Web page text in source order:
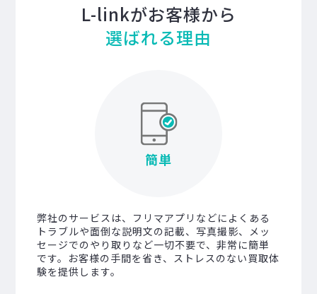
L-linkがお客様から
選ばれる理由
簡単
弊社のサービスは、フリマアプリなどによくある
トラブルや面倒な説明文の記載、写真撮影、メッ
セージでのやり取りなど一切不要で、非常に簡単
です。お客様の手間を省き、ストレスのない買取体
験を提供します。